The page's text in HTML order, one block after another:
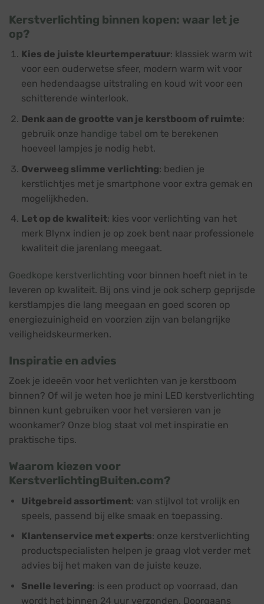
Kerstverlichting binnen kopen: waar let je
op?
Kies de juiste kleurtemperatuur: klassiek warm wit
voor een ouderwetse sfeer, modern warm wit voor
een hedendaagse uitstraling en koud wit voor een
schitterende winterlook.
Denk aan de grootte van je kerstboom of ruimte:
gebruik onze handige tabel om te berekenen
hoeveel lampjes je nodig hebt.
Overweeg slimme verlichting: bedien je
kerstlichtjes met je smartphone voor extra gemak en
mogelijkheden.
Let op de kwaliteit: kies voor verlichting van het
merk Blynx indien je op zoek bent naar professionele
kwaliteit die jarenlang meegaat.
Goedkope kerstverlichting voor binnen hoeft niet in te
leveren op kwaliteit. Bij ons vind je ook scherp geprijsde
kerstlampjes die lang meegaan en goed scoren op
energiezuinigheid en voorzien zijn van belangrijke
veiligheidskeurmerken.
Inspiratie en advies
Zoek je ideeën voor het verlichten van je kerstboom
binnen? Of wil je weten hoe je mini LED kerstverlichting
binnen kunt gebruiken voor het versieren van je
woonkamer? Onze blog staat vol met inspiratie en
praktische tips.
Waarom kiezen voor
KerstverlichtingBuiten.com?
Uitgebreid assortiment: van stijlvol tot vrolijk en
speels, passend bij elke smaak en toepassing.
Klantenservice met experts: onze kerstverlichting
productspecialisten helpen je graag vlot verder met
advies bij het maken van de juiste keuze.
Snelle levering: is een product op voorraad, dan
wordt het binnen 24 uur verzonden. Doorgaans